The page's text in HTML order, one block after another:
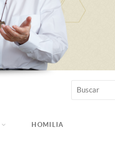
HOMILIA